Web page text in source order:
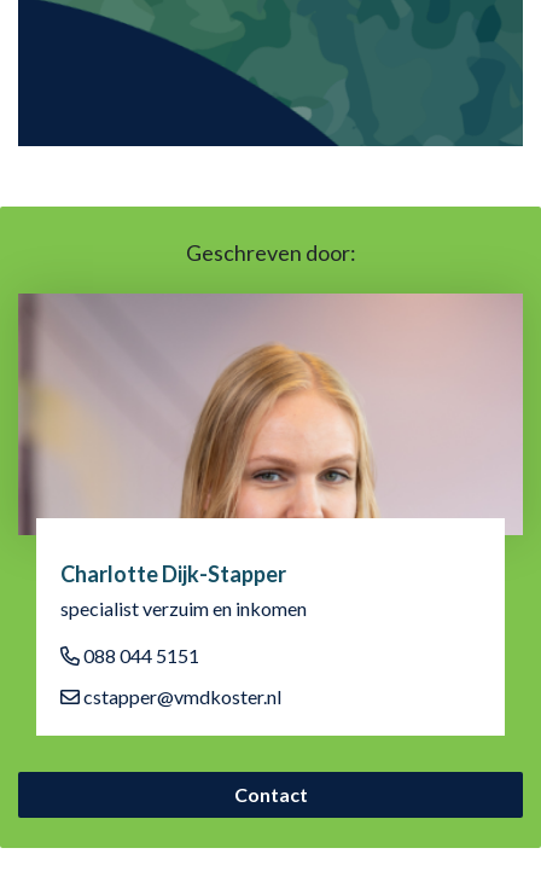
Geschreven door:
Charlotte Dijk-Stapper
specialist verzuim en inkomen
088 044 5151
cstapper@vmdkoster.nl
Contact